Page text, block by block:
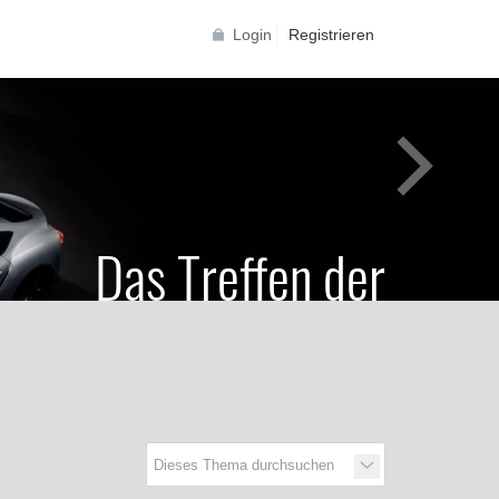
Login Registrieren
Das Treffen der